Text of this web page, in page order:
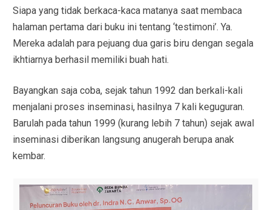
Siapa yang tidak berkaca-kaca matanya saat membaca
halaman pertama dari buku ini tentang ‘testimoni’. Ya.
Mereka adalah para pejuang dua garis biru dengan segala
ikhtiarnya berhasil memiliki buah hati.
Bayangkan saja coba, sejak tahun 1992 dan berkali-kali
menjalani proses inseminasi, hasilnya 7 kali keguguran.
Barulah pada tahun 1999 (kurang lebih 7 tahun) sejak awal
inseminasi diberikan langsung anugerah berupa anak
kembar.